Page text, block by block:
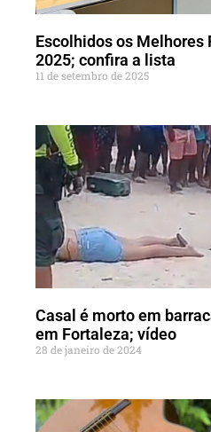
Escolhidos os Melhores
2025; confira a lista
11 de setembro de 2025
Casal é morto em
em Fortaleza; vídeo
28 de janeiro de 2024